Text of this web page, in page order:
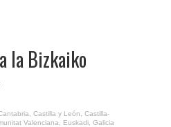
la Bizkaiko
Castilla y León
Castilla-
Valenciana Euskadi Galicia